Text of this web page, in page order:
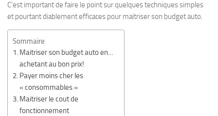
C’est important de faire le point sur quelques techniques simples
et pourtant diablement efficaces pour maitriser son budget auto.
Sommaire
Maitriser son budget auto en…
achetant au bon prix!
Payer moins cher les
« consommables »
Maitriser le cout de
fonctionnement